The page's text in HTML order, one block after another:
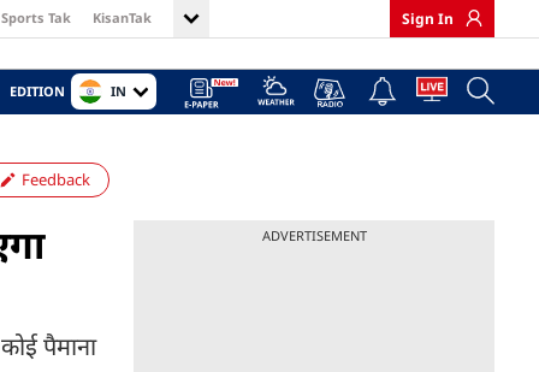
Sports Tak KisanTak Sign In
EDITION IN
Feedback
पैमाना
ADVERTISEMENT